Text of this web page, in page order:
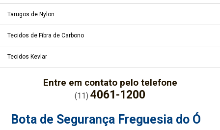
Tarugos de Nylon
Tecidos de Fibra de Carbono
Tecidos Kevlar
Entre em contato pelo telefone
(11) 4061-1200
Bota de Segurança Freguesia do Ó